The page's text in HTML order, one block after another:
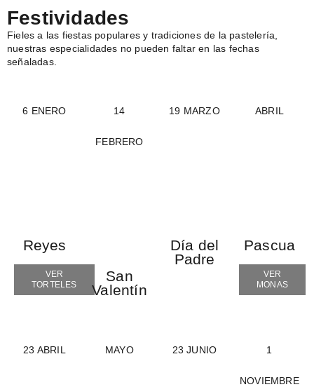
Festividades
Fieles a las fiestas populares y tradiciones de la pastelería,
nuestras especialidades no pueden faltar en las fechas
señaladas.
6 ENERO
Reyes
VER
TORTELES
14
FEBRERO
San
Valentín
19 MARZO
Día del
Padre
ABRIL
Pascua
VER
MONAS
23 ABRIL MAYO 23 JUNIO 1
NOVIEMBRE